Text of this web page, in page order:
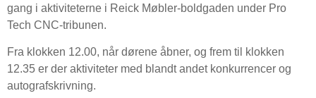
gang i aktiviteterne i Reick Møbler-boldgaden under Pro
Tech CNC-tribunen.
Fra klokken 12.00, når dørene åbner, og frem til klokken
12.35 er der aktiviteter med blandt andet konkurrencer og
autografskrivning.